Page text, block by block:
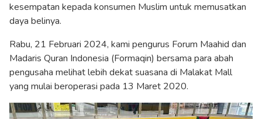
kesempatan kepada konsumen Muslim untuk memusatkan
daya belinya.
Rabu, 21 Februari 2024, kami pengurus Forum Maahid dan
Madaris Quran Indonesia (Formaqin) bersama para abah
pengusaha melihat lebih dekat suasana di Malakat Mall
yang mulai beroperasi pada 13 Maret 2020.